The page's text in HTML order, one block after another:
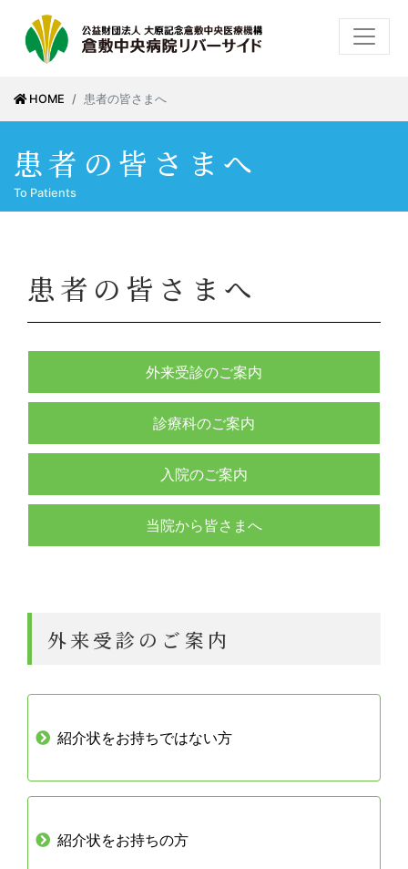
HOME 患者の皆さまへ
患者の皆さまへ
To Patients
患者の皆さまへ
外来受診のご案内
診療科のご案内
入院のご案内
当院から皆さまへ
外来受診のご案内
紹介状をお持ちではない方
紹介状をお持ちの方